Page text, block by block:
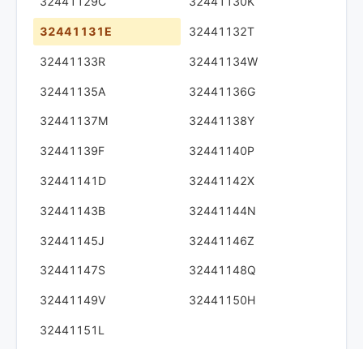
32441131E 32441132T
32441133R 32441134W
32441135A 32441136G
32441137M 32441138Y
32441139F 32441140P
32441141D 32441142X
32441143B 32441144N
32441145J 32441146Z
32441147S 32441148Q
32441149V 32441150H
32441151L